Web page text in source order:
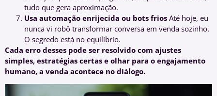
tudo que gera aproximação.
Usa automação enrijecida ou bots frios Até hoje, eu
nunca vi robô transformar conversa em venda sozinho.
O segredo está no equilíbrio.
Cada erro desses pode ser resolvido com ajustes
simples, estratégias certas e olhar para o engajamento
humano, a venda acontece no diálogo.